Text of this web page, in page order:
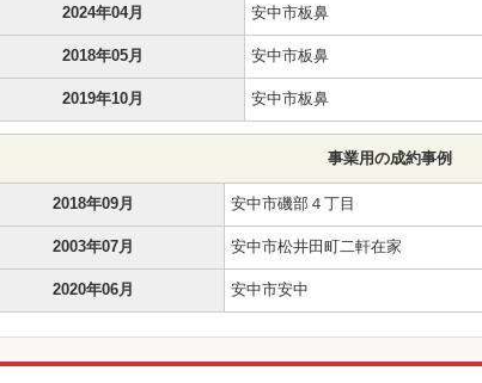
2024年04月 安中市板鼻
2018年05月 安中市板鼻
2019年10月 安中市板鼻
事業用の成約事例
2018年09月 安中市磯部４丁目
2003年07月 安中市松井田町二軒在家
2020年06月 安中市安中